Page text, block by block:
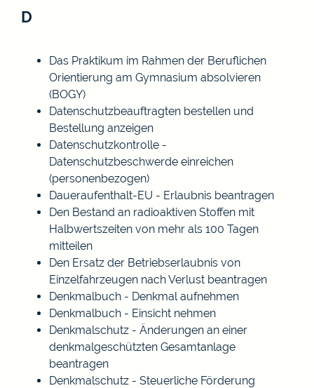
D
Das Praktikum im Rahmen der Beruflichen
Orientierung am Gymnasium absolvieren
(BOGY)
Datenschutzbeauftragten bestellen und
Bestellung anzeigen
Datenschutzkontrolle -
Datenschutzbeschwerde einreichen
(personenbezogen)
Daueraufenthalt-EU - Erlaubnis beantragen
Den Bestand an radioaktiven Stoffen mit
Halbwertszeiten von mehr als 100 Tagen
mitteilen
Den Ersatz der Betriebserlaubnis von
Einzelfahrzeugen nach Verlust beantragen
Denkmalbuch - Denkmal aufnehmen
Denkmalbuch - Einsicht nehmen
Denkmalschutz - Änderungen an einer
denkmalgeschützten Gesamtanlage
beantragen
Denkmalschutz - Steuerliche Förderung